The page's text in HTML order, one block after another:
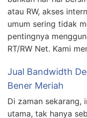
atau RW, akses
umum sering tidak
pentingnya
RT/RW Net. Kami
Jual Bandwidth
Bener Meriah
Di zaman sekarang,
utama, tak hanya